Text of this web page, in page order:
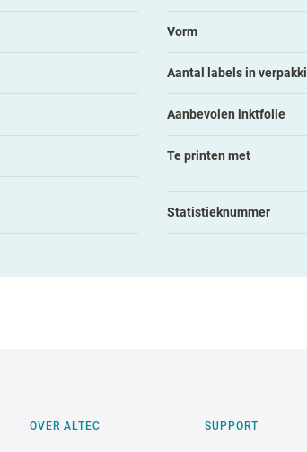
Vorm
Aantal labels in
Aanbevolen inktfolie
Te printen met
Statistieknummer
OVER ALTEC SUPPORT